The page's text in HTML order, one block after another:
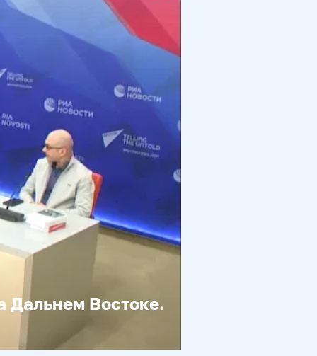
Дальнем Востоке.